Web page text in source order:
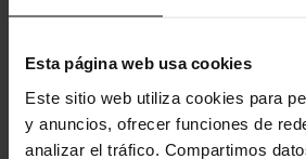
Esta página web usa cookies
Este sitio web utiliza cookies para
y anuncios, ofrecer funciones de
analizar el tráfico. Compartimos